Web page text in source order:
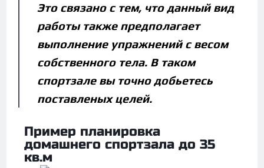
Это связано с тем, что данный вид
работы также предполагает
выполнение упражнений с весом
собственного тела. В таком
спортзале вы точно добьетесь
поставленых целей.
Пример планировка
домашнего спортзала до 35
кв.м